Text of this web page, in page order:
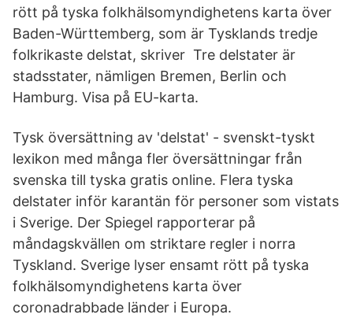
rött på tyska folkhälsomyndighetens karta över
Baden-Württemberg, som är Tysklands tredje
folkrikaste delstat, skriver Tre delstater är
stadsstater, nämligen Bremen, Berlin och
Hamburg. Visa på EU-karta.
Tysk översättning av 'delstat' - svenskt-tyskt
lexikon med många fler översättningar från
svenska till tyska gratis online. Flera tyska
delstater inför karantän för personer som vistats
i Sverige. Der Spiegel rapporterar på
måndagskvällen om striktare regler i norra
Tyskland. Sverige lyser ensamt rött på tyska
folkhälsomyndighetens karta över
coronadrabbade länder i Europa.